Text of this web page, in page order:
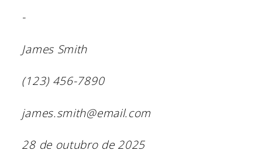
-
James Smith
(123) 456-7890
james.smith@email.com
28 de outubro de 2025